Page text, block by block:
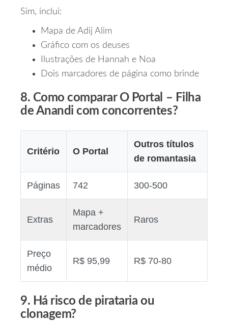
Sim, inclui:
Mapa de Adij Alim
Gráfico com os deuses
Ilustrações de Hannah e Noa
Dois marcadores de página como brinde
8. Como comparar O Portal – Filha
de Anandi com concorrentes?
Critério O Portal
Outros títulos
de romantasia
Páginas 742 300‑500
Extras
Mapa +
marcadores
Raros
Preço
médio
R$ 95,99 R$ 70‑80
9. Há risco de pirataria ou
clonagem?